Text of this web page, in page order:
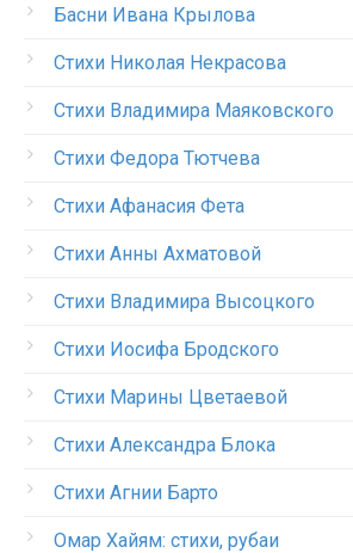
Басни Ивана Крылова
Стихи Николая Некрасова
Стихи Владимира Маяковского
Стихи Федора Тютчева
Стихи Афанасия Фета
Стихи Анны Ахматовой
Стихи Владимира Высоцкого
Стихи Иосифа Бродского
Стихи Марины Цветаевой
Стихи Александра Блока
Стихи Агнии Барто
Омар Хайям: стихи, рубаи